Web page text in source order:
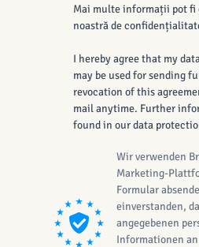
Mai multe informații pot
noastră de
I hereby agree that my
may be used for sending
revocation of this
mail anytime. Further
found in our data
Wir verwenden
Marketing-
Formular
einverstanden,
angegebenen
Informationen